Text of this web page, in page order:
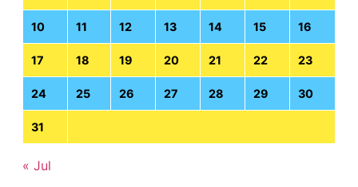
10 11 12 13 14 15 16
17 18 19 20 21 22 23
24 25 26 27 28 29 30
31
« Jul